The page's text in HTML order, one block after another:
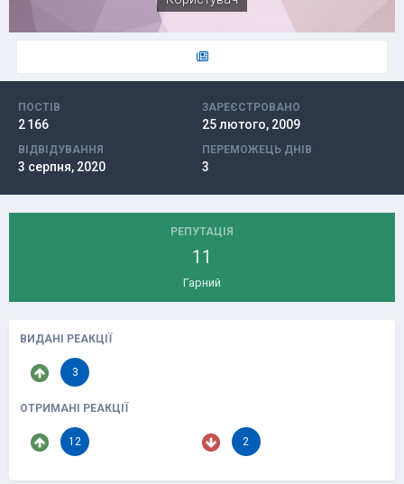
ПОСТІВ
2 166
ЗАРЕЄСТРОВАНО
25 лютого, 2009
ВІДВІДУВАННЯ
3 серпня, 2020
ПЕРЕМОЖЕЦЬ ДНІВ
3
РЕПУТАЦІЯ
11
Гарний
ВИДАНІ РЕАКЦІЇ
3
ОТРИМАНІ РЕАКЦІЇ
12 2